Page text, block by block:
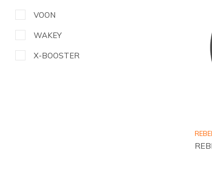
VOON
WAKEY
X-BOOSTER